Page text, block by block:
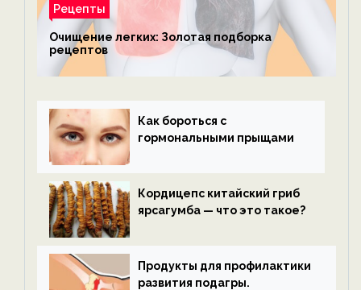
Рецепты
Очищение легких: Золотая подборка
рецептов
Как бороться с
гормональными прыщами
Кордицепс китайский гриб
ярсагумба — что это такое?
Продукты для профилактики
развития подагры.